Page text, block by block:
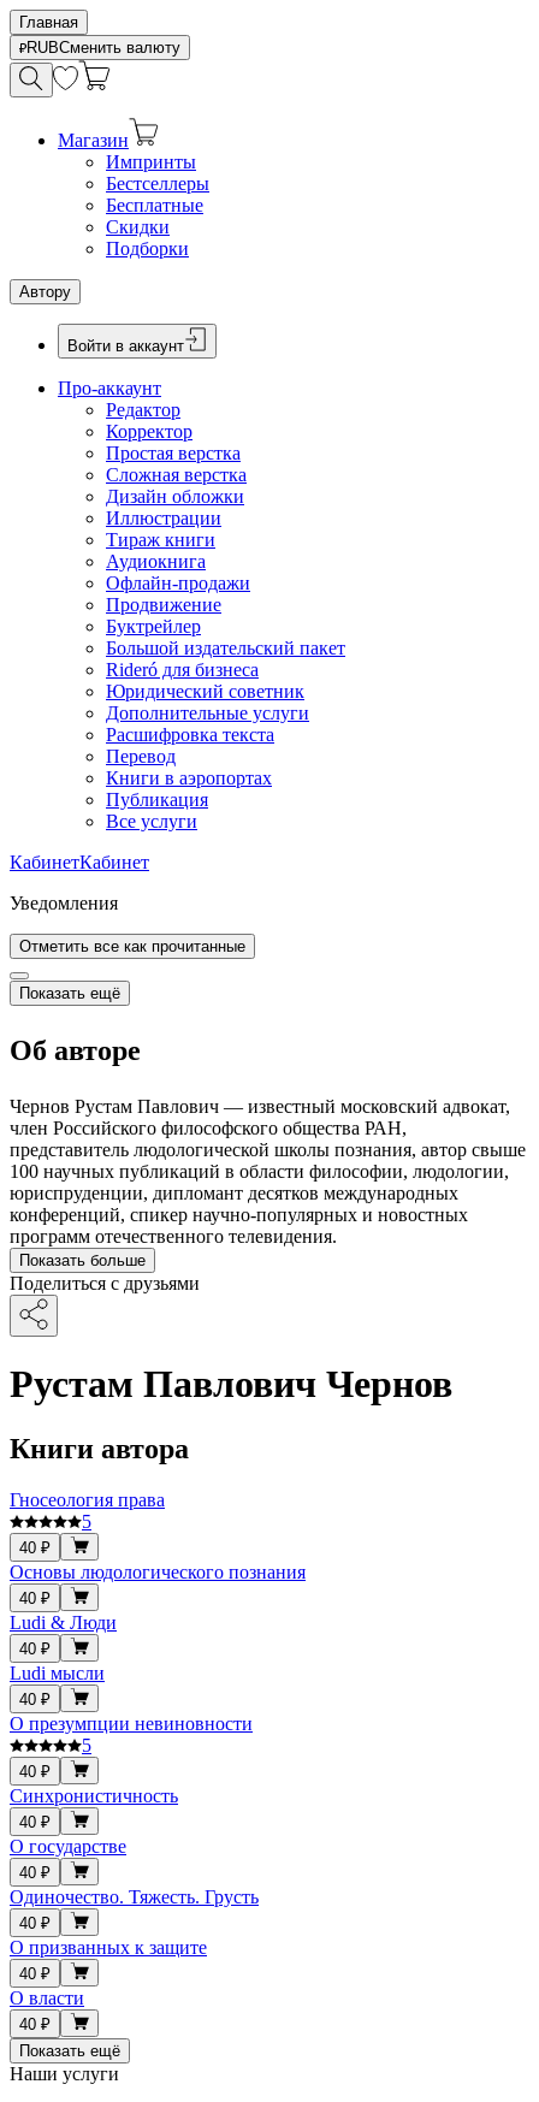
Главная
RUBСменить валюту
Магазин
Импринты
Бестселлеры
Бесплатные
Скидки
Подборки
Автору
Войти в аккаунт
Про-аккаунт
Редактор
Корректор
Простая верстка
Сложная верстка
Дизайн обложки
Иллюстрации
Тираж книги
Аудиокнига
Офлайн-продажи
Продвижение
Буктрейлер
Большой издательский пакет
Rideró для бизнеса
Юридический советник
Дополнительные услуги
Расшифровка текста
Перевод
Книги в аэропортах
Публикация
Все услуги
КабинетКабинет
Уведомления
Отметить все как прочитанные
Показать ещё
Об авторе
Чернов Рустам Павлович — известный московский адвокат,
член Российского философского общества РАН,
представитель людологической школы познания, автор свыше
100 научных публикаций в области философии, людологии,
юриспруденции, дипломант десятков международных
конференций, спикер научно-популярных и новостных
программ отечественного телевидения.
Показать больше
Поделиться с друзьями
Рустам Павлович Чернов
Книги автора
Гносеология права
5
40 ₽
Основы людологического познания
40 ₽
Ludi & Люди
40 ₽
Ludi мысли
40 ₽
О презумпции невиновности
5
40 ₽
Синхронистичность
40 ₽
О государстве
40 ₽
Одиночество. Тяжесть. Грусть
40 ₽
О призванных к защите
40 ₽
О власти
40 ₽
Показать ещё
Наши услуги